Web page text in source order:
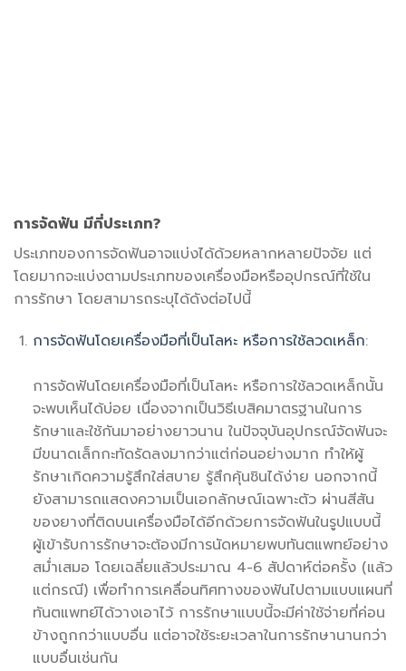
การจัดฟัน มีกี่ประเภท?
ประเภทของการจัดฟันอาจแบ่งได้ด้วยหลากหลายปัจจัย แต่
โดยมากจะแบ่งตามประเภทของเครื่องมือหรืออุปกรณ์ที่ใช้ใน
การรักษา โดยสามารถระบุได้ดังต่อไปนี้
การจัดฟันโดยเครื่องมือที่เป็นโลหะ หรือการใช้ลวดเหล็ก:
การจัดฟันโดยเครื่องมือที่เป็นโลหะ หรือการใช้ลวดเหล็กนั้น
จะพบเห็นได้บ่อย เนื่องจากเป็นวิธีเบสิคมาตรฐานในการ
รักษาและใช้กันมาอย่างยาวนาน ในปัจจุบันอุปกรณ์จัดฟันจะ
มีขนาดเล็กกะทัดรัดลงมากว่าแต่ก่อนอย่างมาก ทำให้ผู้
รักษาเกิดความรู้สึกใส่สบาย รู้สึกคุ้นชินได้ง่าย นอกจากนี้
ยังสามารถแสดงความเป็นเอกลักษณ์เฉพาะตัว ผ่านสีสัน
ของยางที่ติดบนเครื่องมือได้อีกด้วยการจัดฟันในรูปแบบนี้
ผู้เข้ารับการรักษาจะต้องมีการนัดหมายพบทันตแพทย์อย่าง
สม่ำเสมอ โดยเฉลี่ยแล้วประมาณ 4-6 สัปดาห์ต่อครั้ง (แล้ว
แต่กรณี) เพื่อทำการเคลื่อนทิศทางของฟันไปตามแบบแผนที่
ทันตแพทย์ได้วางเอาไว้ การรักษาแบบนี้จะมีค่าใช้จ่ายที่ค่อน
ข้างถูกกว่าแบบอื่น แต่อาจใช้ระยะเวลาในการรักษานานกว่า
แบบอื่นเช่นกัน